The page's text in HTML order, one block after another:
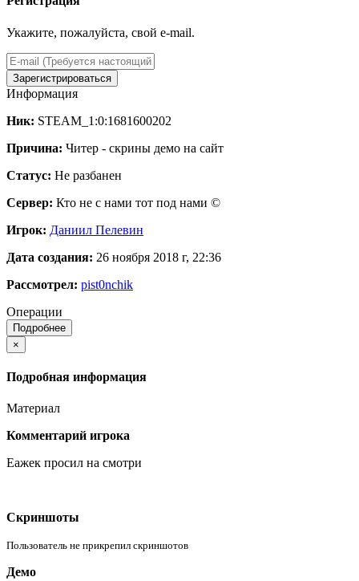
Укажите, пожалуйста, свой e-mail.
Зарегистрироваться
Информация
Ник: STEAM_1:0:1681600202
Причина: Читер - скрины демо на сайт
Статус: Не разбанен
Сервер: Кто не с нами тот под нами ©
Игрок: Даниил Пелевин
Дата создания: 26 ноября 2018 г, 22:36
Рассмотрел: pist0nchik
Операции
Подробнее
×
Подробная информация
Материал
Комментарий игрока
Еажек просил на смотри
Скриншоты
Пользователь не прикрепил скриншотов
Демо